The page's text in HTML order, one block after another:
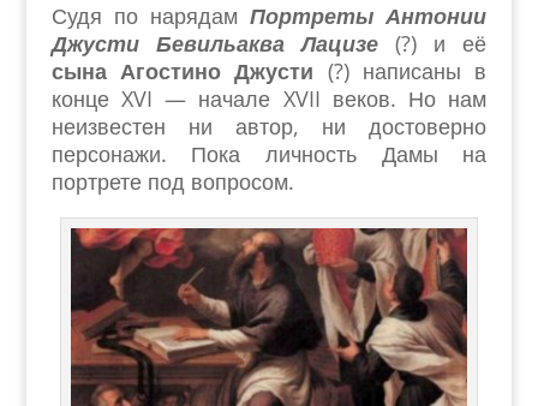
Судя по нарядамПортреты Антонии
Джусти Бевильаква Лацизе(?) и её
сына Агостино Джусти (?) написаны в
конце XVI — начале XVII веков. Но нам
неизвестен ни автор, ни достоверно
персонажи. Пока личность Дамы на
портрете под вопросом.